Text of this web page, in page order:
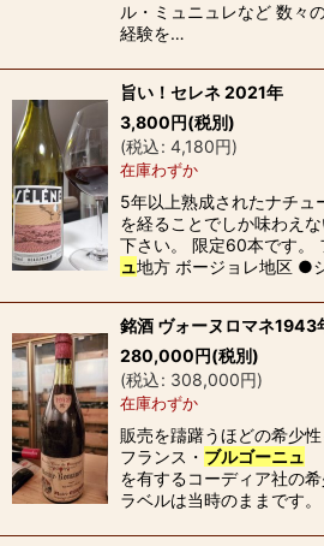
ル・ミュニュレなど 数々
経験を…
旨い！セレネ 2021年
3,800円(税別)
(税込: 4,180円)
在庫わずか
5年以上熟成されたナチュ
を経ることでしか味わえ
下さい。 限定60本です。
ュ地方 ボージョレ地区 ●
銘酒 ヴォーヌロマネ1943
280,000円(税別)
(税込: 308,000円)
在庫わずか
販売を躊躇うほどの希少性
フランス・ ブルゴーニュ
を有するコーディア社の希
ラベルは当時のままです